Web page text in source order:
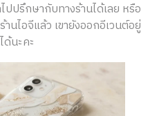
รึกษากับทางร้านได้เลย หรือ
นไอจีแล้ว เขายังออกอีเวนต์อยู่
ด้นะคะ